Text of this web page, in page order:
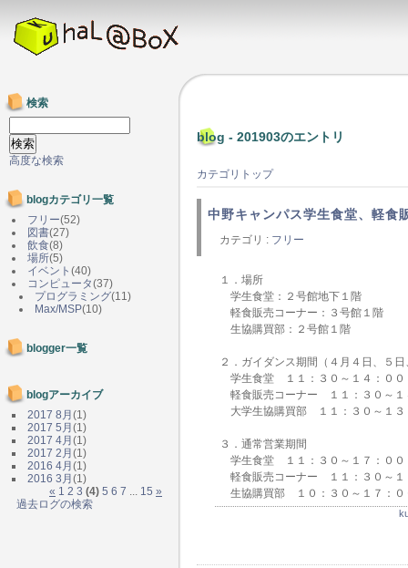
blog - 201903のエントリ
カテゴリトップ
中野キャンパス学生食堂、軽食
カテゴリ : フリー
１．場所
学生食堂：２号館地下１階
軽食販売コーナー：３号館１階
生協購買部：２号館１階
２．ガイダンス期間（４月４日、５
学生食堂 １１：３０～１４：０
軽食販売コーナー １１：３０～１
大学生協購買部 １１：３０～１３
３．通常営業期間
学生食堂 １１：３０～１７：００
軽食販売コーナー １１：３０～１
生協購買部 １０：３０～１７：０
検索
高度な検索
blogカテゴリ一覧
フリー(52)
図書(27)
飲食(8)
場所(5)
イベント (40)
コンピュータ(37)
プログラミング(11)
Max/MSP(10)
blogger一覧
blogアーカイブ
2017 8月 (1)
2017 5月 (1)
2017 4月 (1)
2017 2月 (1)
2016 4月 (1)
2016 3月 (1)
« 1 2 3 (4) 5 6 7 ... 15 »
過去ログの検索